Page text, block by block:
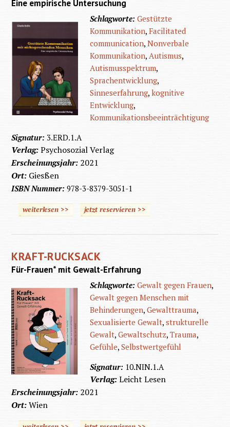
Eine empirische Untersuchung
Schlagworte:Gestützte
Kommunikation,Facilitated
communication,Nonverbale
Kommunikation,Autismus,
Autismusspektrum,
Sprachentwicklung,
Sinneserfahrung,kognitive
Entwicklung,
Kommunikationsbeeinträchtigung
Signatur: 3.ERD.1.A
Verlag:Psychosozial Verlag
Erscheinungsjahr: 2021
Ort: Giesßen
ISBN Nummer:978-3-8379-3051-1
weiterlesen >> jetzt reservieren >>
KRAFT-RUCKSACK
Für-Frauen* mit Gewalt-Erfahrung
Schlagworte:Gewalt gegen Frauen,
Gewalt gegen Menschen mit
Behinderungen,Gewalttrauma,
Sexualisierte Gewalt,strukturelle
Gewalt,Gewaltschutz,Trauma,
Gefühle,Selbstwertgefühl
Signatur: 10.NIN.1.A
Verlag:Leicht Lesen
Erscheinungsjahr: 2021
Ort:Wien